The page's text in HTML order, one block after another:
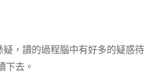
疑，讀的過程腦中有好多的疑惑待
下去。